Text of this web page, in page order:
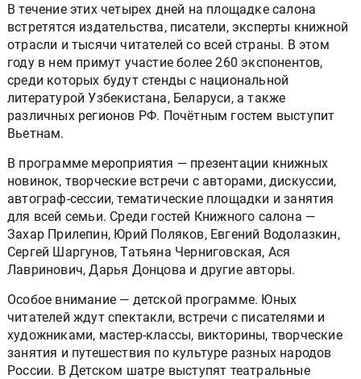
В течение этих четырех дней на площадке салона
встретятся издательства, писатели, эксперты книжной
отрасли и тысячи читателей со всей страны. В этом
году в нем примут участие более 260 экспонентов,
среди которых будут стенды с национальной
литературой Узбекистана, Беларуси, а также
различных регионов РФ. Почётным гостем выступит
Вьетнам.
В программе мероприятия — презентации книжных
новинок, творческие встречи с авторами, дискуссии,
автограф-сессии, тематические площадки и занятия
для всей семьи. Среди гостей Книжного салона —
Захар Прилепин, Юрий Поляков, Евгений Водолазкин,
Сергей Шаргунов, Татьяна Черниговская, Ася
Лавринович, Дарья Донцова и другие авторы.
Особое внимание — детской программе. Юных
читателей ждут спектакли, встречи с писателями и
художниками, мастер-классы, викторины, творческие
занятия и путешествия по культуре разных народов
России. В Детском шатре выступят театральные